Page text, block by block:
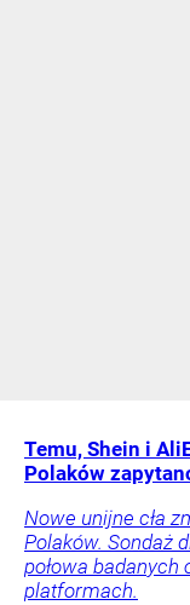
Temu, Shein i
Polaków
Nowe unijne cła
Polaków. Sondaż
połowa badanych
platformach.